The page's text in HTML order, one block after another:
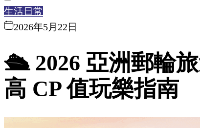
生活日常
2026年5月22日
🛳️ 2026 亞洲郵輪
高 CP 值玩樂指南